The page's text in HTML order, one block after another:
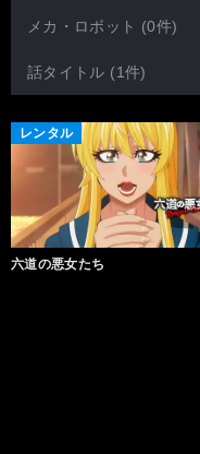
メカ・ロボット (0件)
話タイトル (1件)
レンタル
六道の悪女たち